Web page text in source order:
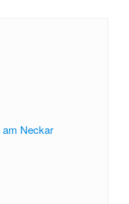
am Neckar